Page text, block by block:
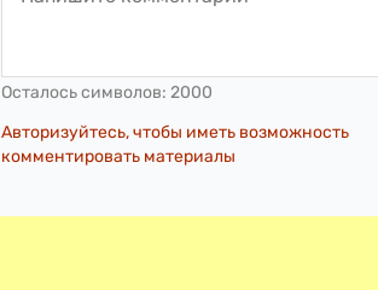
Осталось символов: 2000
Авторизуйтесь, чтобы иметь возможность
комментировать материалы